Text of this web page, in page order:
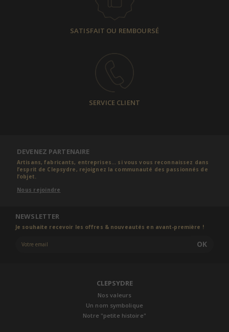
SATISFAIT OU REMBOURSÉ
SERVICE CLIENT
DEVENEZ PARTENAIRE
Artisans, fabricants, entreprises... si vous vous reconnaissez dans
l’esprit de Clepsydre, rejoignez la communauté des passionnés de
l’objet.
Nous rejoindre
NEWSLETTER
Je souhaite recevoir les offres & nouveautés en avant-première !
OK
CLEPSYDRE
Nos valeurs
Un nom symbolique
Notre "petite histoire"